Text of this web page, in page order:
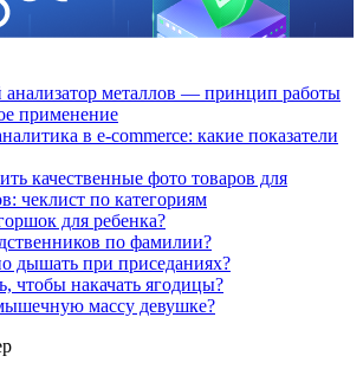
металлов — принцип работы
применение
в e-commerce: какие показатели
качественные фото товаров для
чеклист по категориям
для ребенка?
по фамилии?
дышать при приседаниях?
чтобы накачать ягодицы?
массу девушке?